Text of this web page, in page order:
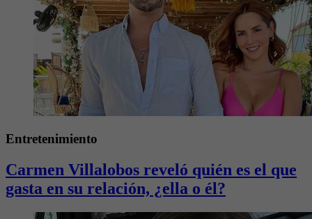
Entretenimiento
Carmen Villalobos reveló quién es el que
gasta en su relación, ¿ella o él?